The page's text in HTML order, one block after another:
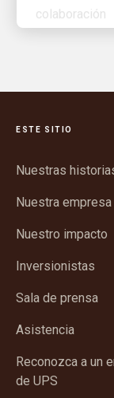
ESTE SITIO
Nuestras
Nuestra empresa
Nuestro impacto
Inversionistas
Sala de prensa
Asistencia
Reconozca a un
de UPS